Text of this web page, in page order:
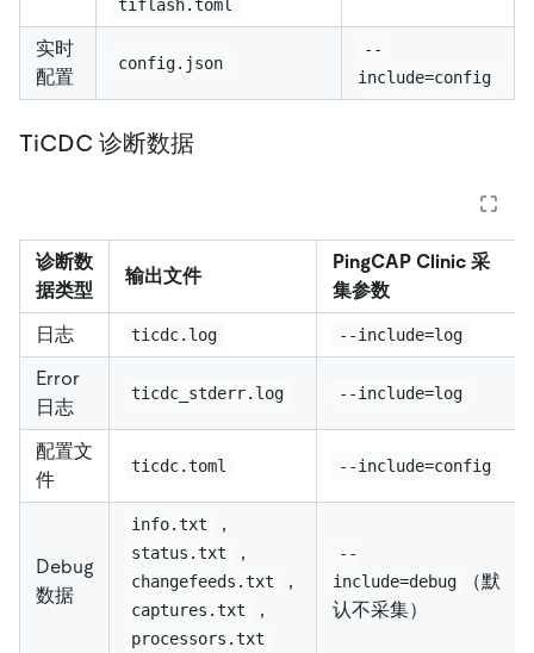
tiflash.toml
实时
配置
config.json
--
include=config
TiCDC 诊断数据
诊断数
据类型
输出文件
PingCAP Clinic 采
集参数
日志
ticdc.log --include=log
Error
日志
ticdc_stderr.log --include=log
配置文
件
ticdc.toml --include=config
Debug
数据
info.txt ，
status.txt ，
changefeeds.txt ，
captures.txt ，
processors.txt
--
include=debug
（默
认不采集）